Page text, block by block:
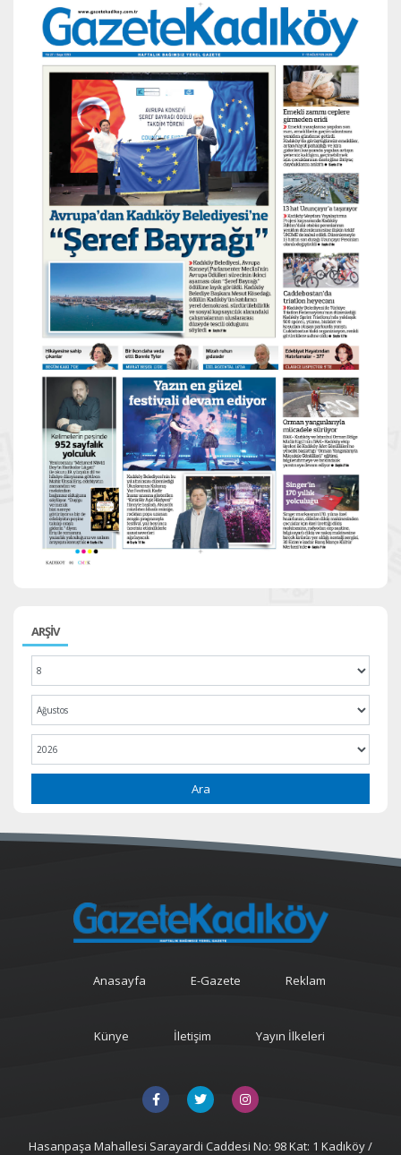
ARŞİV
Ara
Anasayfa E-Gazete Reklam
Künye İletişim Yayın İlkeleri
Hasanpaşa Mahallesi Sarayardi Caddesi No: 98 Kat: 1 Kadıköy /